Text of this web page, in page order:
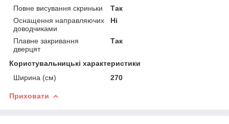
Повне висування скриньки
Так
Оснащення направляючих
доводчиками
Ні
Плавне закривання
дверцят
Так
Користувальницькі характеристики
Ширина (см)
270
Приховати